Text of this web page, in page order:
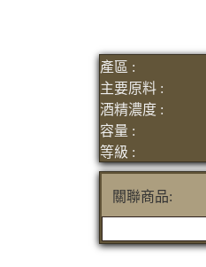
產區 :
主要原料 :
酒精濃度 :
容量 :
等級 :
關聯商品: